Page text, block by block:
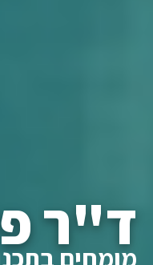
ד"ר
מומחים